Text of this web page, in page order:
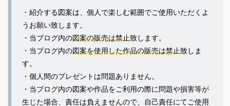
・紹介する図案は、個人で楽しむ範囲でご使用いただくよ
うお願い致します。
・当ブログ内の図案の販売は禁止致します。
・当ブログ内の図案を使用した作品の販売は禁止致しま
す。
・個人間のプレゼントは問題ありません。
・当ブログ内の図案や作品をご利用の際に問題や損害等が
生じた場合、責任は負えませんので、自己責任にてご使用